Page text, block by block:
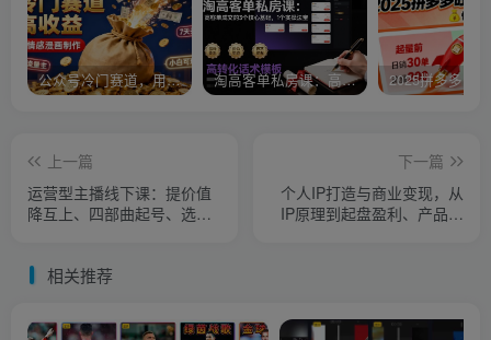
公众号冷门赛道，用AI做情感漫画，7天开通流量主，操作简单，小白可玩 淘高客单私房课：高客单成交的3个核心基础，1个实操法宝
上一篇
运营型主播线下课：提价值
降互上、四部曲起号、选品
下一篇
个人IP打造与商业变现，从
IP原理到起盘盈利、产品开
相关推荐